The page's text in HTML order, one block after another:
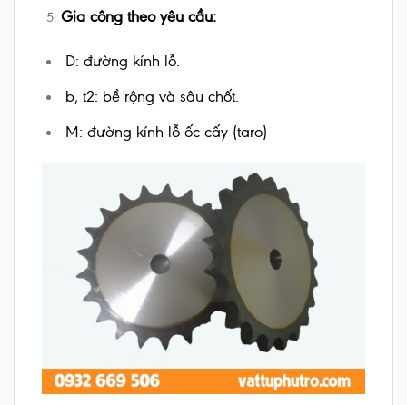
Gia công theo yêu cầu:
D: đường kính lỗ.
b, t2: bề rộng và sâu chốt.
M: đường kính lỗ ốc cấy (taro)